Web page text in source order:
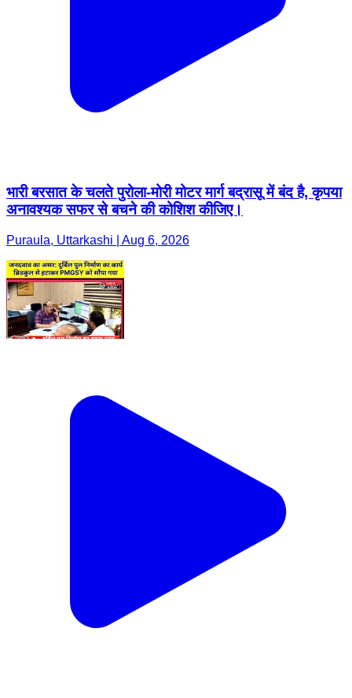
भारी बरसात के चलते पुरोला-मोरी मोटर मार्ग बद्रासू में बंद है, कृपया
अनावश्यक सफर से बचने की कोशिश कीजिए।
Puraula, Uttarkashi | Aug 6, 2026